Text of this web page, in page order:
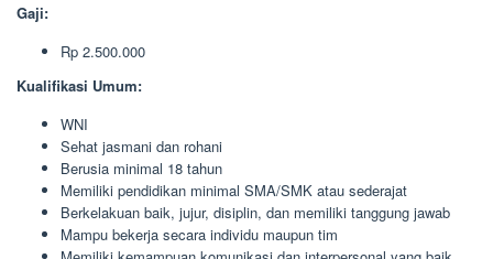
Gaji:
Rp 2.500.000
Kualifikasi Umum:
WNI
Sehat jasmani dan rohani
Berusia minimal 18 tahun
Memiliki pendidikan minimal SMA/SMK atau sederajat
Berkelakuan baik, jujur, disiplin, dan memiliki tanggung jawab
Mampu bekerja secara individu maupun tim